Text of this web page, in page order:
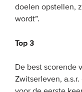
doelen opstellen,
wordt”.
Top 3
De best scorende
Zwitserleven,